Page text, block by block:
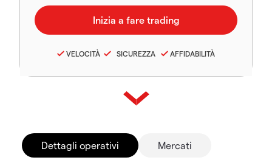
VELOCITÀ SICUREZZA AFFIDABILITÀ
Dettagli operativi Mercati